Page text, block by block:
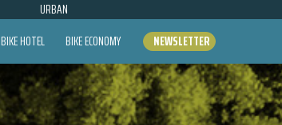
URBAN
BIKE HOTEL BIKE ECONOMY NEWSLETTER